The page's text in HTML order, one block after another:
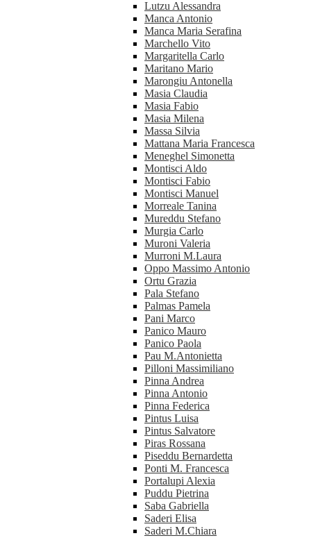
Lutzu Alessandra
Manca Antonio
Manca Maria Serafina
Marchello Vito
Margaritella Carlo
Maritano Mario
Marongiu Antonella
Masia Claudia
Masia Fabio
Masia Milena
Massa Silvia
Mattana Maria Francesca
Meneghel Simonetta
Montisci Aldo
Montisci Fabio
Montisci Manuel
Morreale Tanina
Mureddu Stefano
Murgia Carlo
Muroni Valeria
Murroni M.Laura
Oppo Massimo Antonio
Ortu Grazia
Pala Stefano
Palmas Pamela
Pani Marco
Panico Mauro
Panico Paola
Pau M.Antonietta
Pilloni Massimiliano
Pinna Andrea
Pinna Antonio
Pinna Federica
Pintus Luisa
Pintus Salvatore
Piras Rossana
Piseddu Bernardetta
Ponti M. Francesca
Portalupi Alexia
Puddu Pietrina
Saba Gabriella
Saderi Elisa
Saderi M.Chiara